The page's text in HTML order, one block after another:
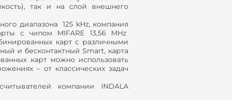
так и на слой внешнего
диапазона 125 kHz, компания
с чипом MIFARE 13,56 MHz
карт с различными
и бесконтактный Smart, карта
карт можно использовать
– от классических задач
компании INDALA